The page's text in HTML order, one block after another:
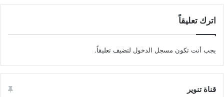
اترك تعليقاً
يجب أنت تكون مسجل الدخول لتضيف تعليقاً.
قناة تنوير